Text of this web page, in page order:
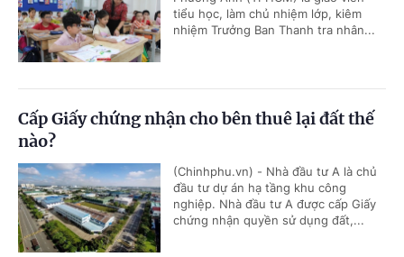
tiểu học, làm chủ nhiệm lớp, kiêm
nhiệm Trưởng Ban Thanh tra nhân...
Cấp Giấy chứng nhận cho bên thuê lại đất thế
nào?
(Chinhphu.vn) - Nhà đầu tư A là chủ
đầu tư dự án hạ tầng khu công
nghiệp. Nhà đầu tư A được cấp Giấy
chứng nhận quyền sử dụng đất,...